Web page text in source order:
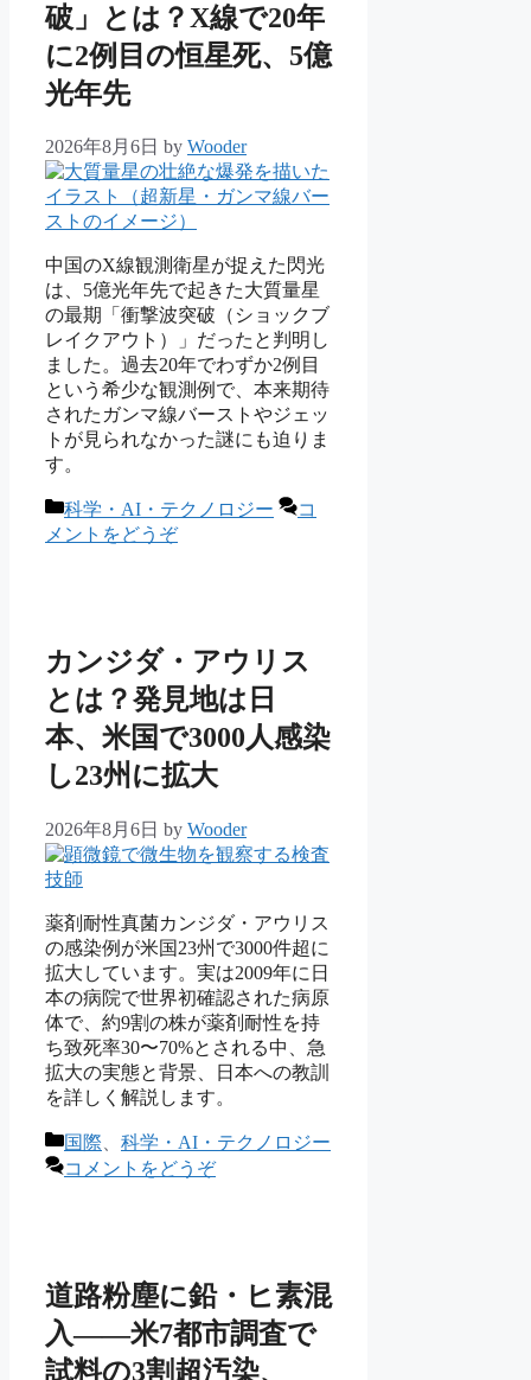
破」とは？X線で20年
に2例目の恒星死、5億
光年先
2026年8月6日 by Wooder
中国のX線観測衛星が捉えた閃光
は、5億光年先で起きた大質量星
の最期「衝撃波突破（ショックブ
レイクアウト）」だったと判明し
ました。過去20年でわずか2例目
という希少な観測例で、本来期待
されたガンマ線バーストやジェッ
トが見られなかった謎にも迫りま
す。
カ
テ
科学・AI・テクノロジー
コ
メントをどうぞ
カンジダ・アウリス
とは？発見地は日
本、米国で3000人感染
し23州に拡大
2026年8月6日 by Wooder
薬剤耐性真菌カンジダ・アウリス
の感染例が米国23州で3000件超に
拡大しています。実は2009年に日
本の病院で世界初確認された病原
体で、約9割の株が薬剤耐性を持
ち致死率30〜70%とされる中、急
拡大の実態と背景、日本への教訓
を詳しく解説します。
カ
テ
国際
科学・AI・テクノロジー
コメントをどうぞ
道路粉塵に鉛・ヒ素混
入——米7都市調査で
試料の3割超汚染、